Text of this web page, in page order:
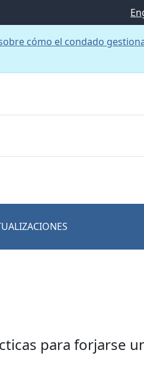
cómo el condado
para forjarse